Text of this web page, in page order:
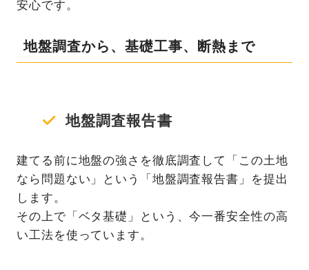
安心です。
地盤調査から、基礎工事、断熱まで
地盤調査報告書
建てる前に地盤の強さを徹底調査して「この土地
なら問題ない」という「地盤調査報告書」を提出
します。
その上で「ベタ基礎」という、今一番安全性の高
い工法を使っています。